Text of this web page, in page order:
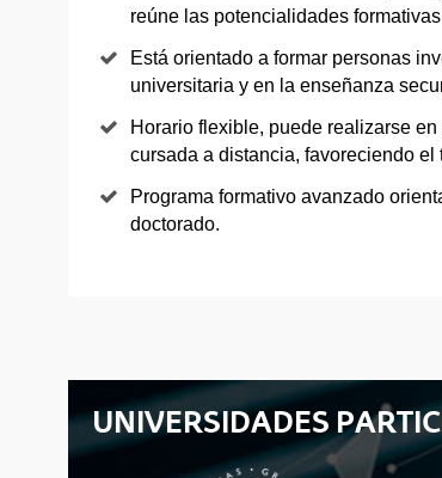
reúne las potencialidades
Está orientado a formar personas
universitaria y en la enseñanza
Horario flexible, puede realizarse
cursada a distancia, favoreciendo
Programa formativo avanzado
doctorado.
UNIVERSIDADES